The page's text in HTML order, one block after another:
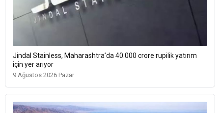
Jindal Stainless, Maharashtra’da 40.000 crore rupilik yatırım
için yer arıyor
9 Ağustos 2026 Pazar